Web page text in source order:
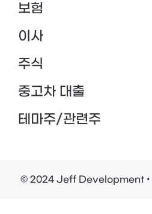
보험
이사
주식
중고차 대출
테마주/관련주
© 2024 Jeff Development